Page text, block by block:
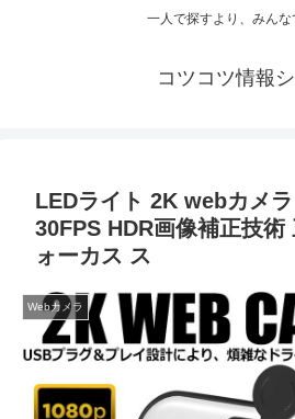
一人で探すより、みんな
コツコツ情報
LEDライト 2K webカメ
30FPS HDR画像補正技術
ォーカス ス
Webカメラ